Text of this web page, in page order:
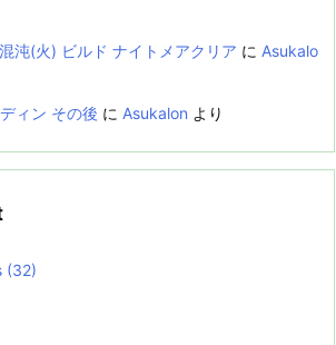
沌(火) ビルド ナイトメアクリア に Asukalo
ィン その後 に Asukalon より
(32)